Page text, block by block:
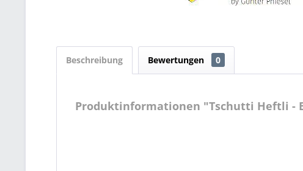
Beschreibung Bewertungen 0
Produktinformationen "Tschutti Heftli -